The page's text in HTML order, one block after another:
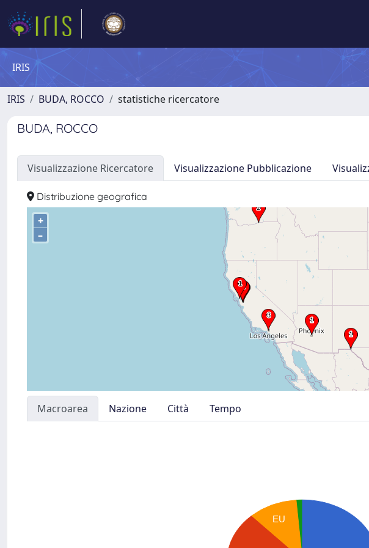
IRIS
IRIS BUDA, ROCCO statistiche ricercatore
BUDA, ROCCO
Visualizzazione Ricercatore Visualizzazione Pubblicazione
Distribuzione geografica
+
–
Macroarea Nazione Città
Tempo
EU